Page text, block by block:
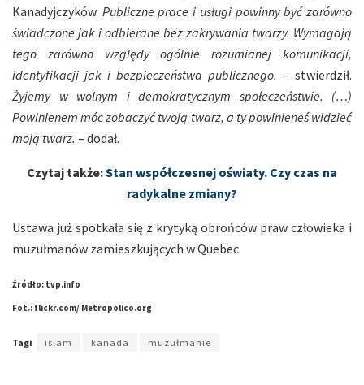
Kanadyjczyków. Publiczne prace i usługi powinny być zarówno
świadczone jak i odbierane bez zakrywania twarzy. Wymagają
tego zarówno względy ogólnie rozumianej komunikacji,
identyfikacji jak i bezpieczeństwa publicznego. – stwierdził.
Żyjemy w wolnym i demokratycznym społeczeństwie. (…)
Powinienem móc zobaczyć twoją twarz, a ty powinieneś widzieć
moją twarz. – dodał.
Czytaj także:Stan współczesnej oświaty. Czy czas na
radykalne zmiany?
Ustawa już spotkała się z krytyką obrońców praw człowieka i
muzułmanów zamieszkujących w Quebec.
Źródło: tvp.info
Fot.: flickr.com/ Metropolico.org
Tagi islam kanada muzułmanie